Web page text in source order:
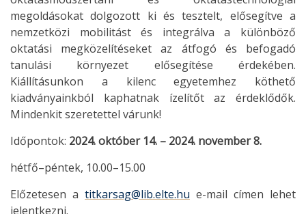
megoldásokat dolgozott ki és tesztelt, elősegítve a
nemzetközi mobilitást és integrálva a különböző
oktatási megközelítéseket az átfogó és befogadó
tanulási környezet elősegítése érdekében.
Kiállításunkon a kilenc egyetemhez köthető
kiadványainkból kaphatnak ízelítőt az érdeklődők.
Mindenkit szeretettel várunk!
Időpontok: 2024. október 14. – 2024. november 8.
hétfő–péntek, 10.00–15.00
Előzetesen a titkarsag@lib.elte.hu e-mail címen lehet
jelentkezni.